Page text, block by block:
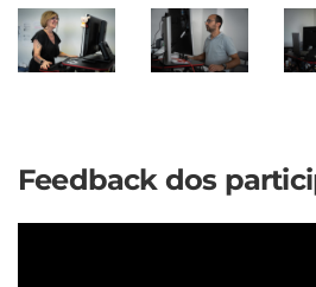
Feedback dos